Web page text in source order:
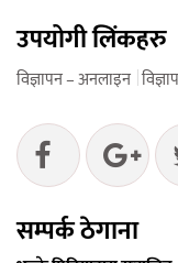
उपयोगी लिंकहरु
विज्ञापन – अनलाइन
सम्पर्क ठेगाना